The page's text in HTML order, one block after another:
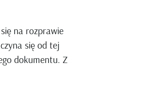
na rozprawie
się od tej
dokumentu. Z